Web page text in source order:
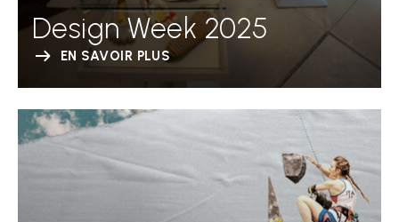
Design Week 2025
EN SAVOIR PLUS